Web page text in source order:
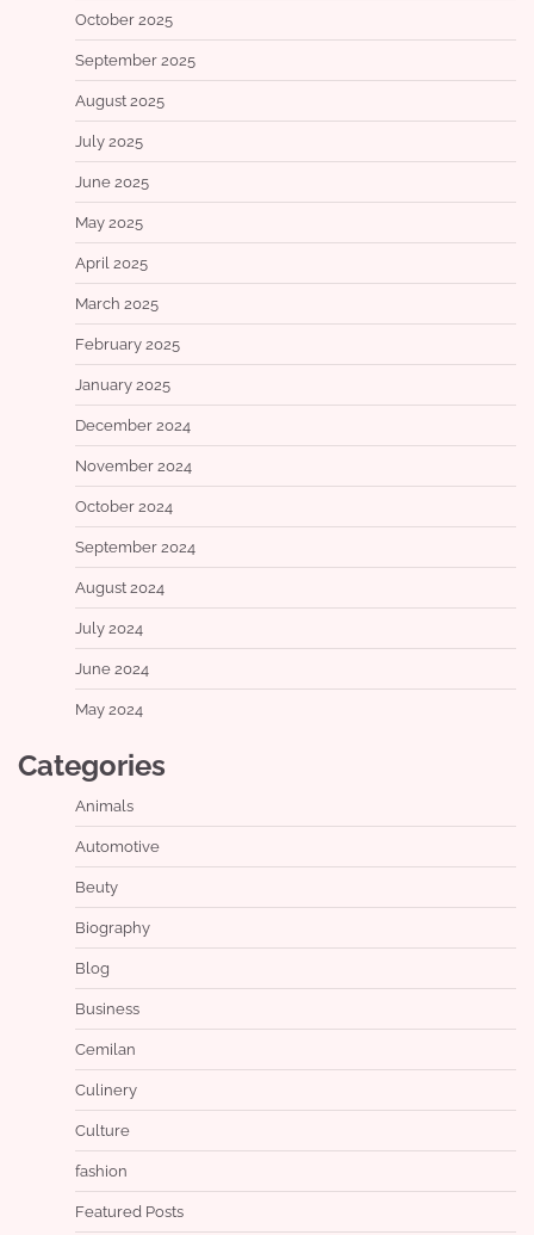
October 2025
September 2025
August 2025
July 2025
June 2025
May 2025
April 2025
March 2025
February 2025
January 2025
December 2024
November 2024
October 2024
September 2024
August 2024
July 2024
June 2024
May 2024
Categories
Animals
Automotive
Beuty
Biography
Blog
Business
Cemilan
Culinery
Culture
fashion
Featured Posts